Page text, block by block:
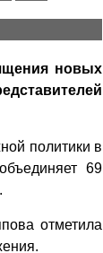
новых
политики в
69
отметила